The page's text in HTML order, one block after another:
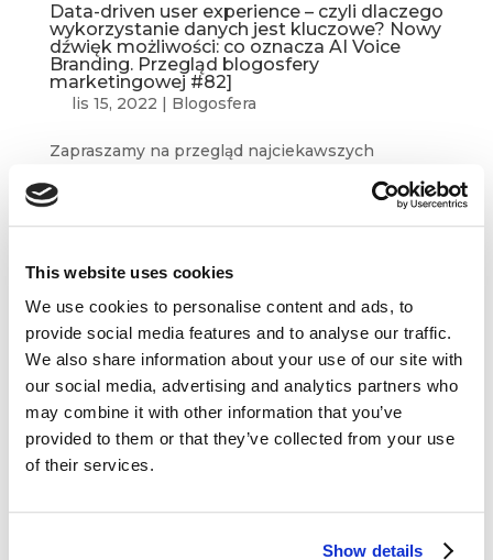
This website uses cookies
We use cookies to personalise content and ads, to
provide social media features and to analyse our traffic.
We also share information about your use of our site with
our social media, advertising and analytics partners who
may combine it with other information that you’ve
provided to them or that they’ve collected from your use
of their services.
Show details
Data-driven user experience – czyli dlaczego
wykorzystanie danych jest kluczowe? Nowy
dźwięk możliwości: co oznacza AI Voice
Branding. Przegląd blogosfery
marketingowej #82]
lis 15, 2022 | Blogosfera
Zapraszamy na przegląd najciekawszych
artykułów z polskiej i zagranicznej blogosfery.
Co przyniósł nam początek jesieni w sferze
marketingowej? Jak stworzyć brand purpose
kolejności do klientów?...
Dane kontaktowe
ul. Organizacji WiN 83/7